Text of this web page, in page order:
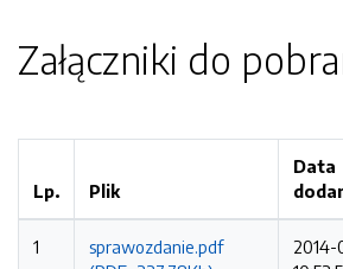
Załączniki do
Lp. Plik
Data
1
sprawozdanie.pdf
2014-